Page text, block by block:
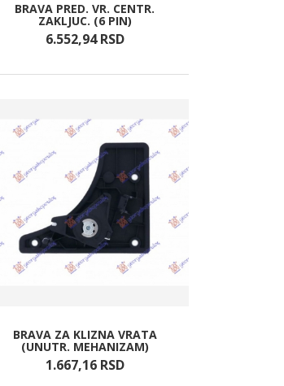
BRAVA PRED. VR. CENTR.
ZAKLJUC. (6 PIN)
6.552,94 RSD
BRAVA ZA KLIZNA VRATA
(UNUTR. MEHANIZAM)
1.667,16 RSD